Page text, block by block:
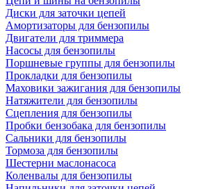
Диски для заточки цепей
Амортизаторы для бензопилы
Двигатели для триммера
Насосы для бензопилы
Поршневые группы для бензопилы
Прокладки для бензопилы
Маховики зажигания для бензопилы
Натяжители для бензопилы
Сцепления для бензопилы
Пробки бензобака для бензопилы
Сальники для бензопилы
Тормоза для бензопилы
Шестерни маслонасоса
Коленвалы для бензопилы